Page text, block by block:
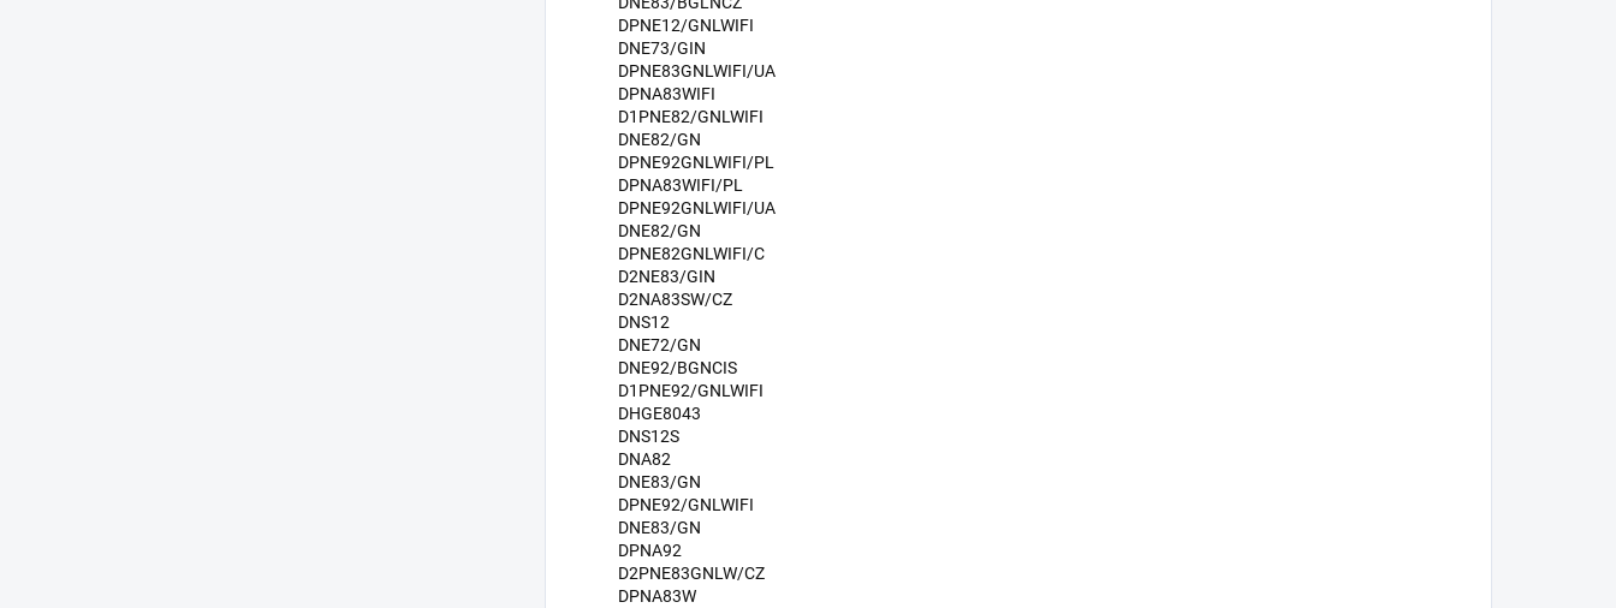
DPNE12/GNLWIFI
DNE73/GIN
DPNE83GNLWIFI/UA
DPNA83WIFI
D1PNE82/GNLWIFI
DNE82/GN
DPNE92GNLWIFI/PL
DPNA83WIFI/PL
DPNE92GNLWIFI/UA
DNE82/GN
DPNE82GNLWIFI/C
D2NE83/GIN
D2NA83SW/CZ
DNS12
DNE72/GN
DNE92/BGNCIS
D1PNE92/GNLWIFI
DHGE8043
DNS12S
DNA82
DNE83/GN
DPNE92/GNLWIFI
DNE83/GN
DPNA92
D2PNE83GNLW/CZ
DPNA83W